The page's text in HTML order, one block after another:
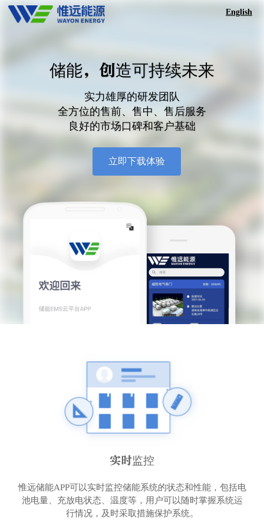
English
储能，创造可持续未来
实力雄厚的研发团队
全方位的售前、售中、售后服务
良好的市场口碑和客户基础
立即下载体验
实时监控
惟远储能APP可以实时监控储能系统的状态和性能，包括电
池电量、充放电状态、温度等，用户可以随时掌握系统运
行情况，及时采取措施保护系统。